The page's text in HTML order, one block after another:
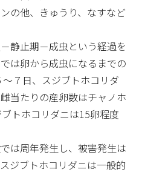
の他、きゅうり、なすなど
静止期－成虫という経過を
は卵から成虫になるまでの
７日、スジブトホコリダ
当たりの産卵数はチャノホ
トホコリダニは15卵程度
は周年発生し、被害発生は
ジブトホコリダニは一般的